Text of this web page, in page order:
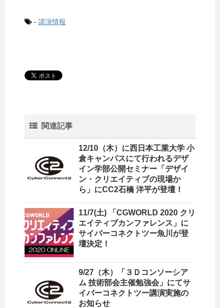
- 講演情報
関連記事
12/10（木）に西日本工業大学 小
倉キャンパスにて行われるデザ
イン学部公開セミナー「デザイ
ン・クリエイティブの現場か
ら」にCC2石橋 洋平が登壇！
11/7(土) 「CGWORLD 2020 クリ
エイティブカンファレンス」に
サイバーコネクトツー魚川が登
壇決定！
9/27（木）「３Ｄコンソーシア
ム 技術部会主催勉強会」にてサ
イバーコネクトツー講演実施の
お知らせ